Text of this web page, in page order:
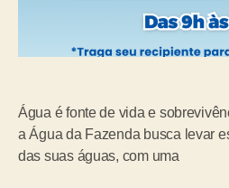
Água é fonte de vida e
a Água da Fazenda busca levar
das suas águas, com uma